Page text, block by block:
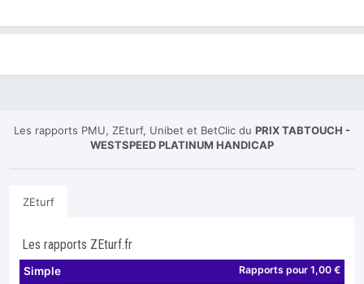
Les rapports PMU, ZEturf, Unibet et BetClic du PRIX TABTOUCH -
WESTSPEED PLATINUM HANDICAP
ZEturf
Les rapports ZEturf.fr
Simple Rapports pour 1,00 €